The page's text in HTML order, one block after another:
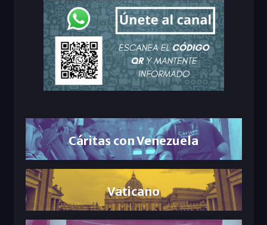
Cáritas con Venezuela
Vaticano